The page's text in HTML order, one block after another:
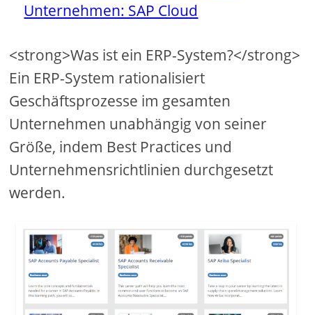
Unternehmen: SAP Cloud
<strong>Was ist ein ERP-System?</strong>
Ein ERP-System rationalisiert
Geschäftsprozesse im gesamten
Unternehmen unabhängig von seiner
Größe, indem Best Practices und
Unternehmensrichtlinien durchgesetzt
werden.